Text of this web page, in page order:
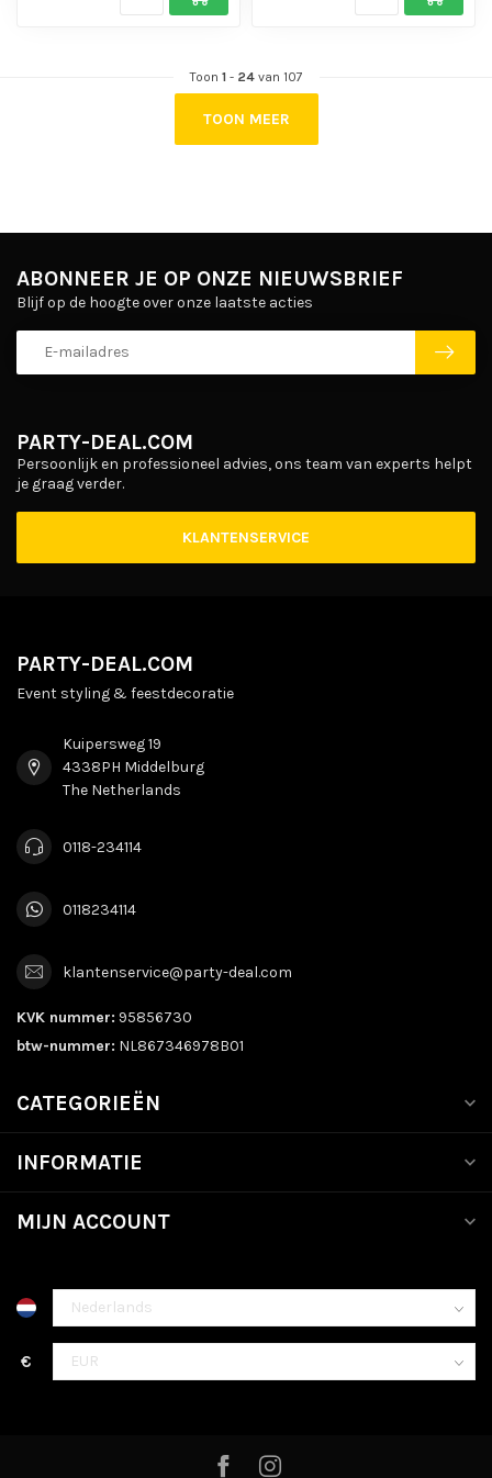
Toon 1- 24van 107
TOON MEER
PARTY-DEAL.COM
Persoonlijk en professioneel advies, ons team van experts helpt
je graag verder.
KLANTENSERVICE
ABONNEER JE OP ONZE NIEUWSBRIEF
Blijf op de hoogte over onze laatste acties
PARTY-DEAL.COM
Event styling & feestdecoratie
Kuipersweg 19
4338PH Middelburg
The Netherlands
0118-234114
0118234114
klantenservice@party-deal.com
KVK nummer: 95856730
btw-nummer: NL867346978B01
CATEGORIEËN
INFORMATIE
MIJN ACCOUNT
€